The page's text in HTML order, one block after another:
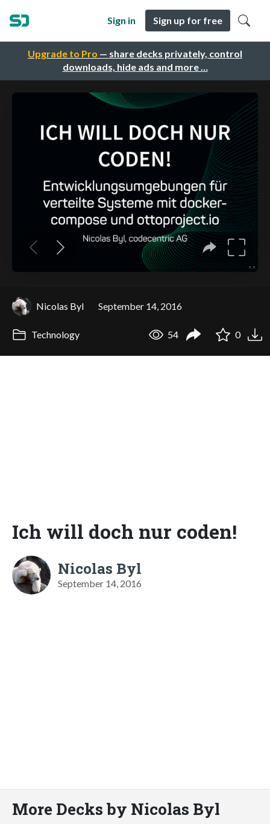
Upgrade to Pro — share decks privately, control
downloads, hide ads and more …
Sign in Sign up for free
Nicolas Byl September 14, 2016
Technology 54 0
Ich will doch nur coden!
Nicolas Byl
September 14, 2016
More Decks by Nicolas Byl